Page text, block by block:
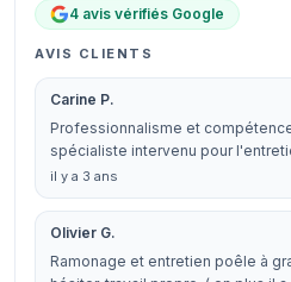
4 avis vérifiés Google
AVIS CLIENTS
Carine P.
Professionnalisme et
spécialiste intervenu pour
il y a 3 ans
Olivier G.
Ramonage et entretien poêle à